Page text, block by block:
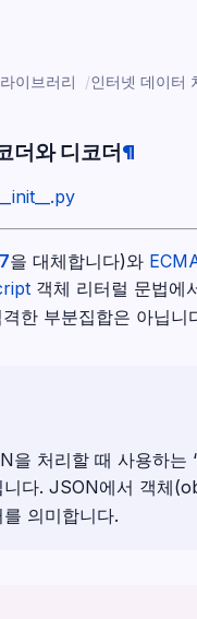
이브러리 인터넷 데이터
더와 디코더 ¶
을 대체합니다)와
객체 리터럴 문법에
한 부분집합은 아닙니
을 처리할 때 사용하는
니다. JSON에서 객체
의미합니다.